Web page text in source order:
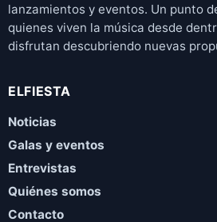
lanzamientos y eventos. Un punto
quienes viven la música desde
disfrutan descubriendo nuevas
ELFIESTA
Noticias
Galas y eventos
Entrevistas
Quiénes somos
Contacto